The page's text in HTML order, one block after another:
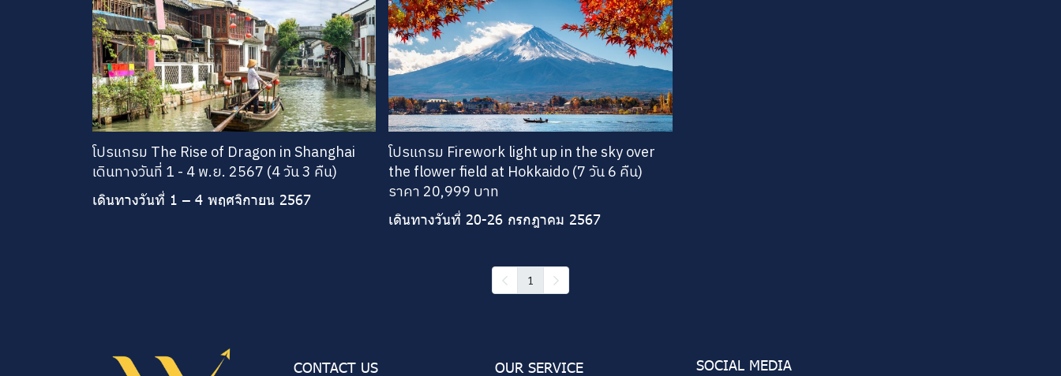
โปรแกรม The Rise of Dragon in Shanghai
เดินทางวันที่ 1 - 4 พ.ย. 2567 (4 วัน 3 คืน)
เดินทางวันที่ 1 – 4 พฤศจิกายน 2567
โปรแกรม Firework light up in the sky over
the flower field at Hokkaido (7 วัน 6 คืน)
ราคา 20,999 บาท
เดินทางวันที่ 20-26 กรกฎาคม 2567
1
CONTACT US OUR SERVICE SOCIAL MEDIA